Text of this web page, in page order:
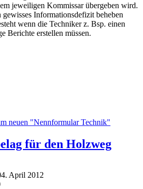
jeweiligen Kommissar übergeben wird.
Informationsdefizit beheben
wenn die Techniker z. Bsp. einen
Berichte erstellen müssen.
neuen "Nennformular Technik"
für den Holzweg
April 2012